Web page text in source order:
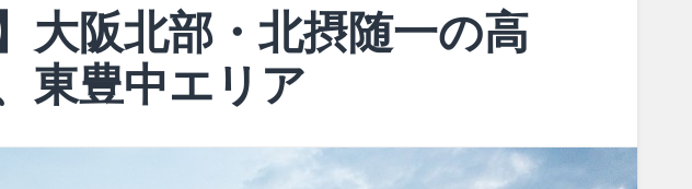
大阪北部・北摂随一の高
東豊中エリア